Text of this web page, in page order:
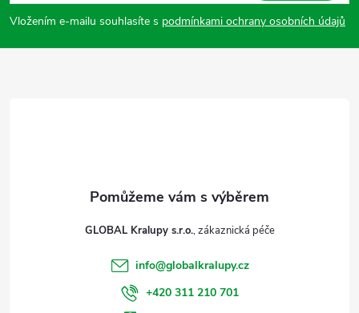
p
a
Vložením e-mailu souhlasíte s podmínkami ochrany osobních údajů
GLOBAL Kralupy s.r.o.
info@globalkralupy.cz
+420 311 210 701